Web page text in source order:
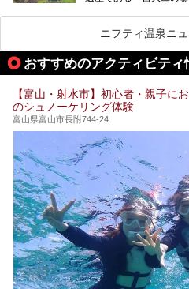
小京都・城端と、とて
ります。
城端の郊外に建つ里山
「桜ヶ池クアガーデン
てみませんか？
ニフティ温泉ニ
おすすめのアクティビティ
【富山・射水市】初心者・親子に
のシュノーケリング体験
富山県富山市長附744-24